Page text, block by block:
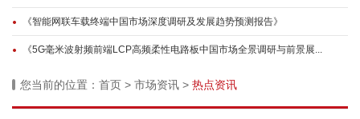
《智能网联车载终端中国市场深度调研及发展趋势预测报告》
《5G毫米波射频前端LCP高频柔性电路板中国市场全景调研与前景展...
您当前的位置： 首页 > 市场资讯 > 热点资讯